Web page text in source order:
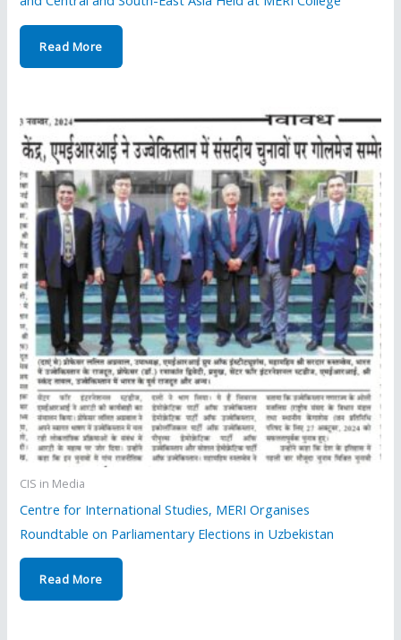
Read More
CIS in Media
Centre for International Studies, MERI Organises
Roundtable on Parliamentary Elections in Uzbekistan
Read More